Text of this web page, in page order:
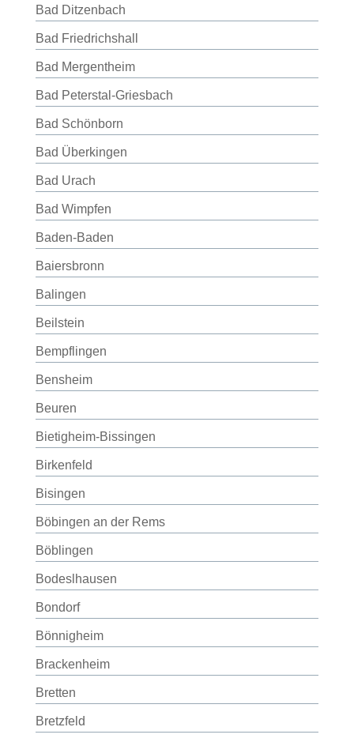
Bad Ditzenbach
Bad Friedrichshall
Bad Mergentheim
Bad Peterstal-Griesbach
Bad Schönborn
Bad Überkingen
Bad Urach
Bad Wimpfen
Baden-Baden
Baiersbronn
Balingen
Beilstein
Bempflingen
Bensheim
Beuren
Bietigheim-Bissingen
Birkenfeld
Bisingen
Böbingen an der Rems
Böblingen
Bodeslhausen
Bondorf
Bönnigheim
Brackenheim
Bretten
Bretzfeld